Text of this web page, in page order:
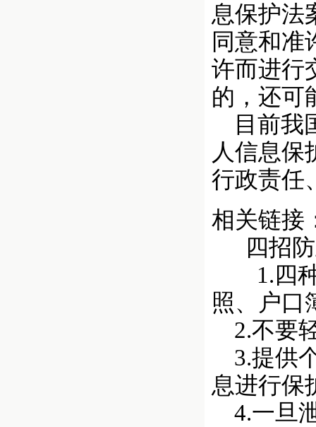
息保护法
同意和准
许而进行
的，还可
目前我
人信息保
行政责任
相关链接
四招防
1.四种
照、户口
2.不要
3.提供
息进行保
4.一旦